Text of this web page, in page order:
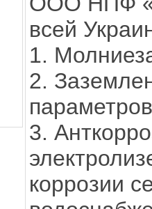
всей
1.
2.
3.
коррозии